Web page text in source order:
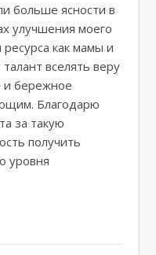
больше ясности в
улучшения моего
ресурса как мамы и
вселять веру
и бережное
Благодарю
за такую
получить
уровня